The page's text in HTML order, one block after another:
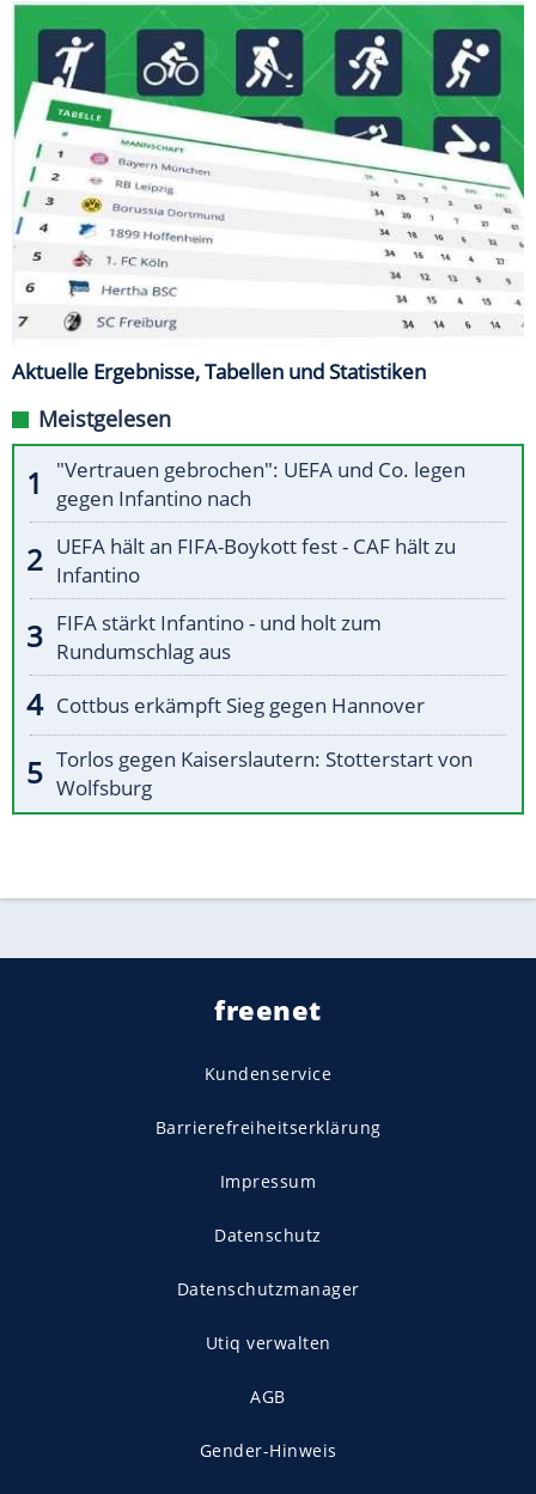
Aktuelle Ergebnisse, Tabellen und Statistiken
Meistgelesen
"Vertrauen gebrochen": UEFA und Co. legen
gegen Infantino nach
UEFA hält an FIFA-Boykott fest - CAF hält zu
Infantino
FIFA stärkt Infantino - und holt zum
Rundumschlag aus
Cottbus erkämpft Sieg gegen Hannover
Torlos gegen Kaiserslautern: Stotterstart von
Wolfsburg
freenet
Kundenservice
Barrierefreiheitserklärung
Impressum
Datenschutz
Datenschutzmanager
Utiq verwalten
AGB
Gender-Hinweis